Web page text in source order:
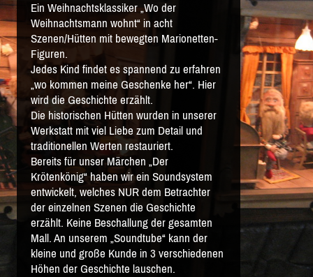
Ein Weihnachtsklassiker „Wo der
Weihnachtsmann wohnt“ in acht
Szenen/Hütten mit bewegten Marionetten-
Figuren.
Jedes Kind findet es spannend zu erfahren
„wo kommen meine Geschenke her“. Hier
wird die Geschichte erzählt.
Die historischen Hütten wurden in unserer
Werkstatt mit viel Liebe zum Detail und
traditionellen Werten restauriert.
Bereits für unser Märchen „Der
Krötenkönig“ haben wir ein Soundsystem
entwickelt, welches NUR dem Betrachter
der einzelnen Szenen die Geschichte
erzählt. Keine Beschallung der gesamten
Mall. An unserem „Soundtube“ kann der
kleine und große Kunde in 3 verschiedenen
Höhen der Geschichte lauschen.